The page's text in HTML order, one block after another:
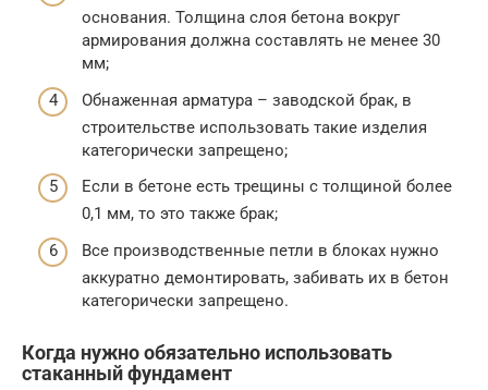
основания. Толщина слоя бетона вокруг
армирования должна составлять не менее 30
мм;
Обнаженная арматура – заводской брак, в
строительстве использовать такие изделия
категорически запрещено;
Если в бетоне есть трещины с толщиной более
0,1 мм, то это также брак;
Все производственные петли в блоках нужно
аккуратно демонтировать, забивать их в бетон
категорически запрещено.
Когда нужно обязательно использовать
стаканный фундамент